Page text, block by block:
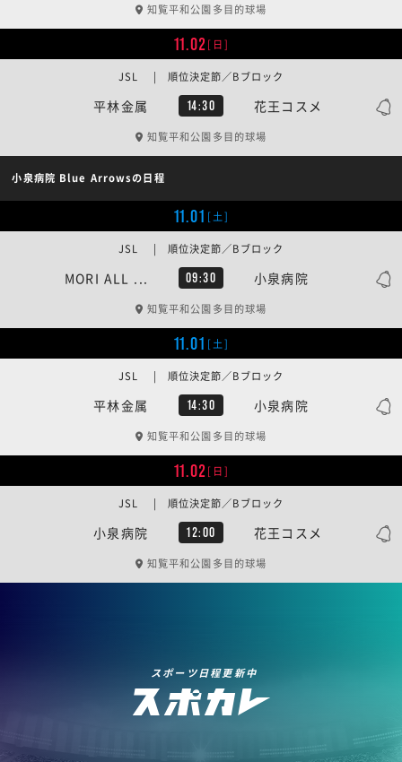
知覧平和公園多目的球場
11.02[日]
平林金属 14:30 花王コスメ
JSL | 順位決定節／Bブロック
知覧平和公園多目的球場
小泉病院 Blue Arrowsの日程
11.01 [土]
MORI ALL ... 09:30 小泉病院
JSL | 順位決定節／Bブロック
知覧平和公園多目的球場
11.01 [土]
平林金属 14:30 小泉病院
JSL | 順位決定節／Bブロック
知覧平和公園多目的球場
11.02[日]
小泉病院 12:00 花王コスメ
JSL | 順位決定節／Bブロック
知覧平和公園多目的球場
スポーツ日程更新中